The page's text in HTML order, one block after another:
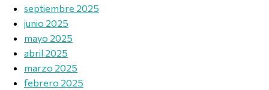
septiembre 2025
junio 2025
mayo 2025
abril 2025
marzo 2025
febrero 2025